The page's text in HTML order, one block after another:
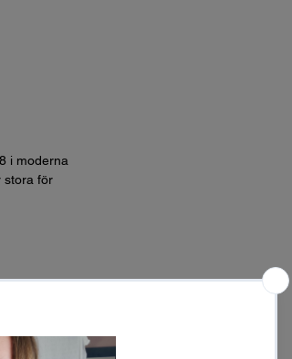
i moderna
stora för